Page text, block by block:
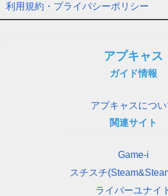
利用規約・プライバシーポリシー
アプキャス
ガイド情報
アプキャスについ
関連サイト
Game-i
スチスチ
ライバーユナイ